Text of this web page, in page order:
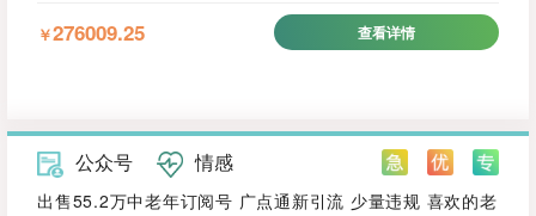
￥276009.25 查看详情
公众号 情感
出售55.2万中老年订阅号 广点通新引流 少量违规 喜欢的老